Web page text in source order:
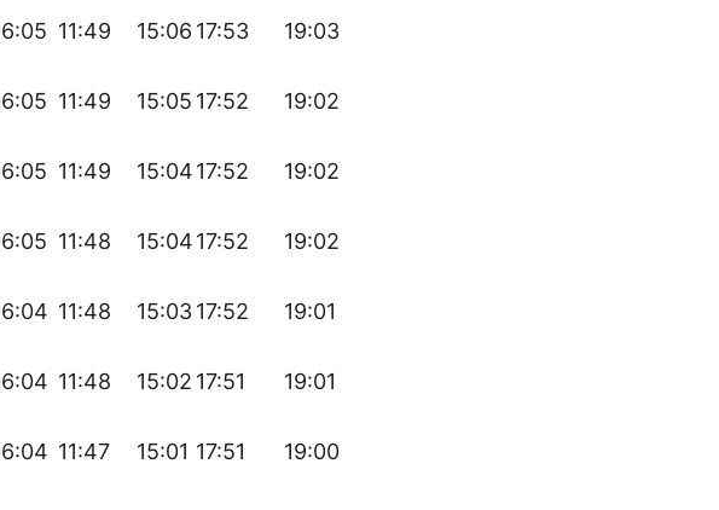
11:49 15:06 17:53 19:03
11:49 15:05 17:52 19:02
11:49 15:0417:52 19:02
11:48 15:0417:52 19:02
11:48 15:0317:52 19:01
11:48 15:02 17:51 19:01
11:47 15:01 17:51 19:00